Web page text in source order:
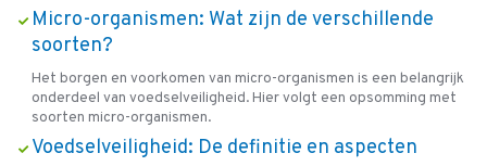
Micro-organismen: Wat zijn de verschillende
soorten?
Het borgen en voorkomen van micro-organismen is een belangrijk
onderdeel van voedselveiligheid. Hier volgt een opsomming met
soorten micro-organismen.
Voedselveiligheid: De definitie en aspecten